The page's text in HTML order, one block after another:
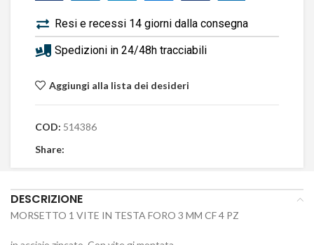
Resi e recessi 14 giorni dalla consegna
Spedizioni in 24/48h tracciabili
Aggiungi alla lista dei desideri
COD: 514386
Share:
DESCRIZIONE
MORSETTO 1 VITE IN TESTA FORO 3 MM CF 4 PZ